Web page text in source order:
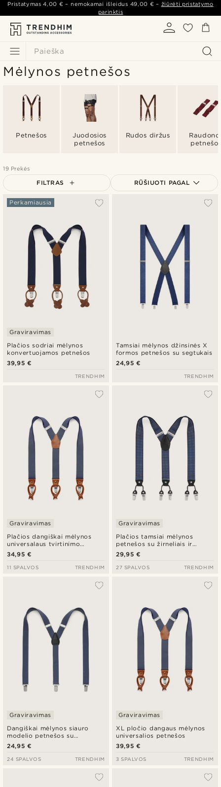
Paieška
Pristatymas4,00 € – nemokamai išleidus 49,00 € – žiūrėti pristatymo
parinktis
Mėlynos petnešos
Petnešos
Juodosios
petnešos
Rudos diržus
19 Prekės
FILTRAS RŪŠIUOTI PAGAL
Brangiausia
Plačios sodriai mėlynos
konvertuojamos petnešos
Perkamiausia
Graviravimas
39,95 €
TRENDHIM
Tamsiai mėlynos džinsinės X
formos petnešos su segtukais
24,95 €
TRENDHIM
Plačios dangiškai mėlynos
universalaus tvirtinimo
petnešos
Graviravimas
34,95 €
11 SPALVOS TRENDHIM
Plačios tamsiai mėlynos
petnešos su žirneliais ir
spaustukais
Graviravimas
29,95 €
27 SPALVOS TRENDHIM
Dangiškai mėlynos siauro
modelio petnešos su
spaustukais
Graviravimas
24,95 €
24 SPALVOS TRENDHIM
XL pločio dangaus mėlynos
universalios petnešos
Graviravimas
39,95 €
3 SPALVOS TRENDHIM